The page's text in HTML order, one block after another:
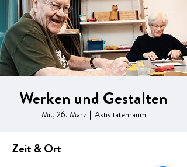
Werken und Gestalten
Mi., 26. März
  |
Aktivitätenraum
Zeit & Ort